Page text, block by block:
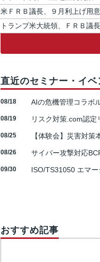
米ＦＲＢ議長、９月利上げ用
トランプ米大統領、ＦＲＢ議
直近のセミナー・イベ
08/18 AIの危機管理コラボ
08/19 リスク対策.com認定
08/25 【体験会】災害対
08/26 サイバー攻撃対応
09/30 ISO/TS31050 エマ
おすすめ記事